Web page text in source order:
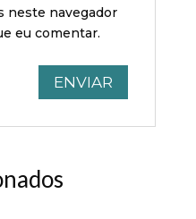
neste navegador
eu comentar.